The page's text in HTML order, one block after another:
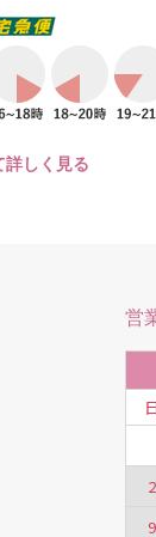
詳しく見る
営
2
9